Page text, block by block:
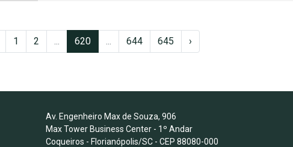
1 2 ... 620 ... 644 645 ›
Av. Engenheiro Max de Souza, 906
Max Tower Business Center - 1º Andar
Coqueiros - Florianópolis/SC - CEP 88080-000